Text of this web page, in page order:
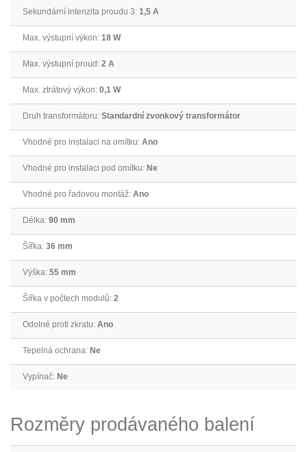
Sekundární intenzita proudu 3: 1,5 A
Max. výstupní výkon: 18 W
Max. výstupní proud: 2 A
Max. ztrátový výkon: 0,1 W
Druh transformátoru: Standardní zvonkový transformátor
Vhodné pro instalaci na omítku: Ano
Vhodné pro instalaci pod omítku: Ne
Vhodné pro řadovou montáž: Ano
Délka: 90 mm
Šířka: 36 mm
Výška: 55 mm
Šířka v počtech modulů: 2
Odolné proti zkratu: Ano
Tepelná ochrana: Ne
Vypínač: Ne
Rozměry prodávaného balení